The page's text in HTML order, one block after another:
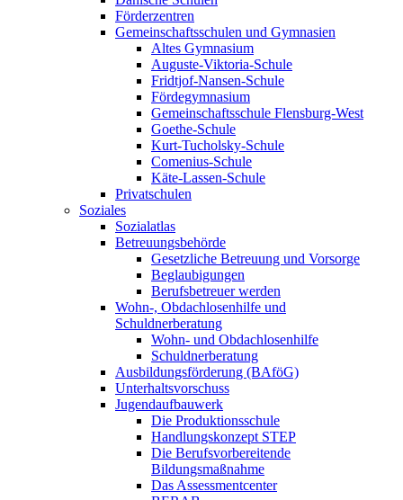
Förderzentren
Gemeinschaftsschulen und Gymnasien
Altes Gymnasium
Auguste-Viktoria-Schule
Fridtjof-Nansen-Schule
Fördegymnasium
Gemeinschaftsschule Flensburg-West
Goethe-Schule
Kurt-Tucholsky-Schule
Comenius-Schule
Käte-Lassen-Schule
Privatschulen
Soziales
Sozialatlas
Betreuungsbehörde
Gesetzliche Betreuung und Vorsorge
Beglaubigungen
Berufsbetreuer werden
Wohn-, Obdachlosenhilfe und
Schuldnerberatung
Wohn- und Obdachlosenhilfe
Schuldnerberatung
Ausbildungsförderung (BAföG)
Unterhaltsvorschuss
Jugendaufbauwerk
Die Produktionsschule
Handlungskonzept STEP
Die Berufsvorbereitende
Bildungsmaßnahme
Das Assessmentcenter